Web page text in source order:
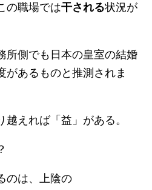
の職場では干される状況が
所側でも日本の皇室の結婚
があるものと推測されま
越えれば「益」がある。
のは、上陰の